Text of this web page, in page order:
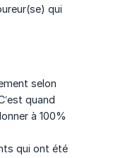
qui
selon
quand
à 100%
qui ont été